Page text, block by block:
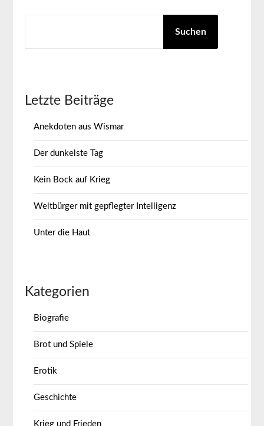
Suchen
Letzte Beiträge
Anekdoten aus Wismar
Der dunkelste Tag
Kein Bock auf Krieg
Weltbürger mit gepflegter Intelligenz
Unter die Haut
Kategorien
Biografie
Brot und Spiele
Erotik
Geschichte
Krieg und Frieden